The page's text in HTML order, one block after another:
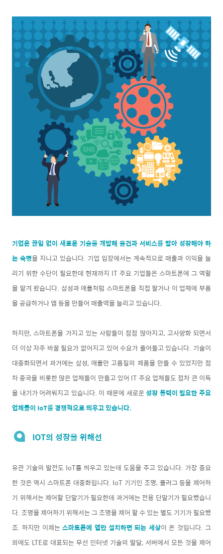
기업은 끊임 없이 새로운 기술을 개발해 물건과 서비스를 팔아 성장해야 하
는 숙명을 지니고 있습니다. 기업 입장에서는 계속적으로 매출과 이익을 늘
리기 위한 수단이 필요한데 현재까지 IT 주요 기업들은 스마트폰에 그 역할
을 맡겨 왔습니다. 삼성과 애플처럼 스마트폰을 직접 팔거나 이 업체에 부품
을 공급하거나 앱 등을 만들어 매출액을 늘리고 있습니다.
하지만, 스마트폰을 가지고 있는 사람들이 점점 많아지고, 고사양화 되면서
더 이상 자주 바꿀 필요가 없어지고 있어 수요가 줄어들고 있습니다. 기술이
대중화되면서 과거에는 삼성, 애플만 고품질의 제품을 만들 수 있었지만 점
차 중국을 비롯한 많은 업체들이 만들고 있어 IT 주요 업체들도 점차 큰 이득
을 내기가 어려워지고 있습니다. 이 때문에 새로운성장 동력이 필요한 주요
업체들이 IoT를 경쟁적으로 띄우고 있습니다.
IOT의 성장을 위해선
유관 기술의 발전도 IoT를 띄우고 있는데 도움을 주고 있습니다. 가장 중요
한 것은 역시 스마트폰 대중화입니다. IoT 기기인 조명, 플러그 등을 제어하
기 위해서는 제어할 단말기가 필요한데 과거에는 전용 단말기가 필요했습니
다. 조명을 제어하기 위해서는 그 조명을 제어 할 수 있는 별도 기기가 필요했
죠. 하지만 이제는스마트폰에 앱만 설치하면 되는 세상이 온 것입니다. 그
외에도 LTE로 대표되는 무선 인터넷 기술의 발달, 서버에서 모든 것을 제어